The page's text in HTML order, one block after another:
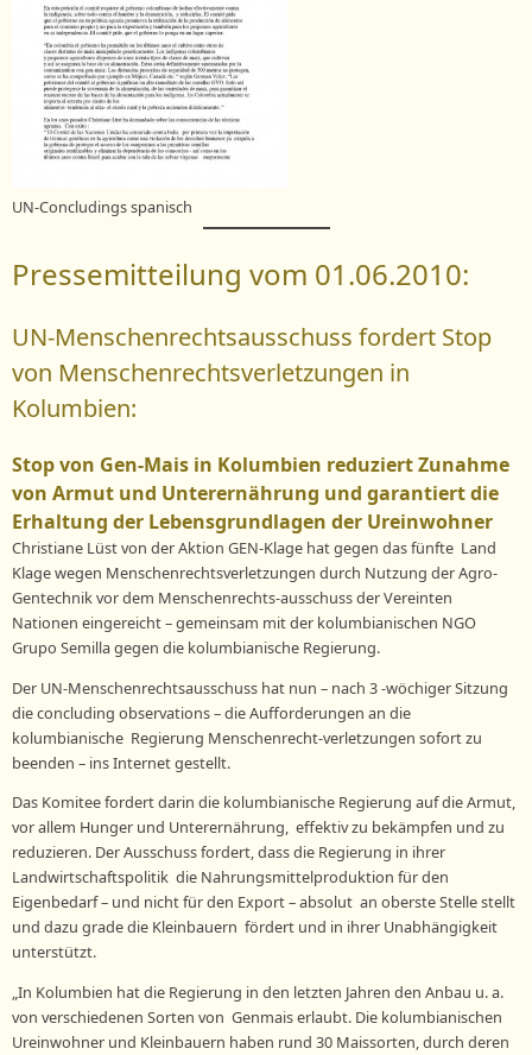
UN-Concludings spanisch
Pressemitteilung vom 01.06.2010:
UN-Menschenrechtsausschuss fordert Stop
von Menschenrechtsverletzungen in
Kolumbien:
Stop von Gen-Mais in Kolumbien reduziert Zunahme
von Armut und Unterernährung und garantiert die
Erhaltung der Lebensgrundlagen der Ureinwohner
Christiane Lüst von der Aktion GEN-Klage hat gegen das fünfte Land
Klage wegen Menschenrechtsverletzungen durch Nutzung der Agro-
Gentechnik vor dem Menschenrechts-ausschuss der Vereinten
Nationen eingereicht – gemeinsam mit der kolumbianischen NGO
Grupo Semilla gegen die kolumbianische Regierung.
Der UN-Menschenrechtsausschuss hat nun – nach 3 -wöchiger Sitzung
die concluding observations – die Aufforderungen an die
kolumbianische Regierung Menschenrecht-verletzungen sofort zu
beenden – ins Internet gestellt.
Das Komitee fordert darin die kolumbianische Regierung auf die Armut,
vor allem Hunger und Unterernährung, effektiv zu bekämpfen und zu
reduzieren. Der Ausschuss fordert, dass die Regierung in ihrer
Landwirtschaftspolitik die Nahrungsmittelproduktion für den
Eigenbedarf – und nicht für den Export – absolut an oberste Stelle stellt
und dazu grade die Kleinbauern fördert und in ihrer Unabhängigkeit
unterstützt.
„In Kolumbien hat die Regierung in den letzten Jahren den Anbau u. a.
von verschiedenen Sorten von Genmais erlaubt. Die kolumbianischen
Ureinwohner und Kleinbauern haben rund 30 Maissorten, durch deren